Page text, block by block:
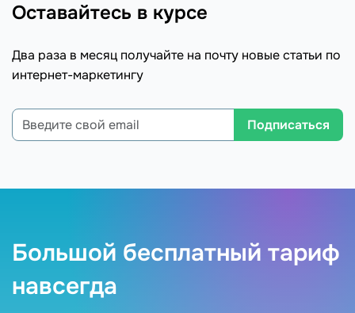
Оставайтесь в курсе
Два раза в месяц получайте на почту новые статьи по
интернет-маркетингу
Подписаться
Большой бесплатный тариф
навсегда